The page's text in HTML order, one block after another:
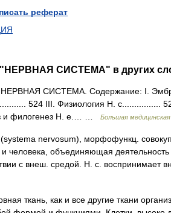
реферат
"НЕРВНАЯ СИСТЕМА" в других
СИСТЕМА. Содержание: I.
524 III. Физиология Н. с................
и филогенез Н. е.… …
Большая медицинская
nervosum), морфофункц.
человека, объединяющая деятельность
с внеш. средой. Н. с.
ткань, как и все другие ткани